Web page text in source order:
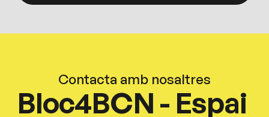
Contacta amb nosaltres
Bloc4BCN - Espai